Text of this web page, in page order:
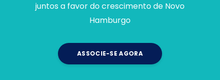
juntos a favor do crescimento de Novo
Hamburgo
ASSOCIE-SE AGORA